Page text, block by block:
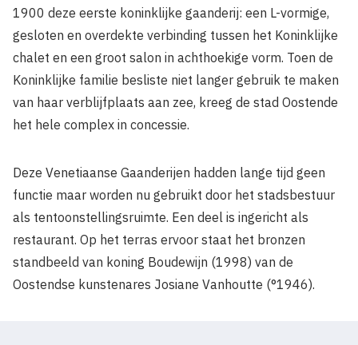
1900 deze eerste koninklijke gaanderij: een L-vormige,
gesloten en overdekte verbinding tussen het Koninklijke
chalet en een groot salon in achthoekige vorm. Toen de
Koninklijke familie besliste niet langer gebruik te maken
van haar verblijfplaats aan zee, kreeg de stad Oostende
het hele complex in concessie.
Deze Venetiaanse Gaanderijen hadden lange tijd geen
functie maar worden nu gebruikt door het stadsbestuur
als tentoonstellingsruimte. Een deel is ingericht als
restaurant. Op het terras ervoor staat het bronzen
standbeeld van koning Boudewijn (1998) van de
Oostendse kunstenares Josiane Vanhoutte (°1946).